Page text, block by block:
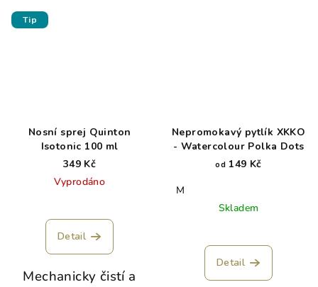
Tip
Nosní sprej Quinton
Isotonic 100 ml
349 Kč
Vyprodáno
Detail
Mechanicky čistí a
Nepromokavý pytlík XKKO
- Watercolour Polka Dots
od 149 Kč
M
Skladem
Detail